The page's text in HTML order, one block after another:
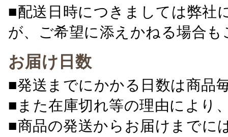
■配送日時につきましては弊社
が、ご希望に添えかねる場合
お届け日数
■発送までにかかる日数は商品
■また在庫切れ等の理由により
■商品の発送からお届けまでに